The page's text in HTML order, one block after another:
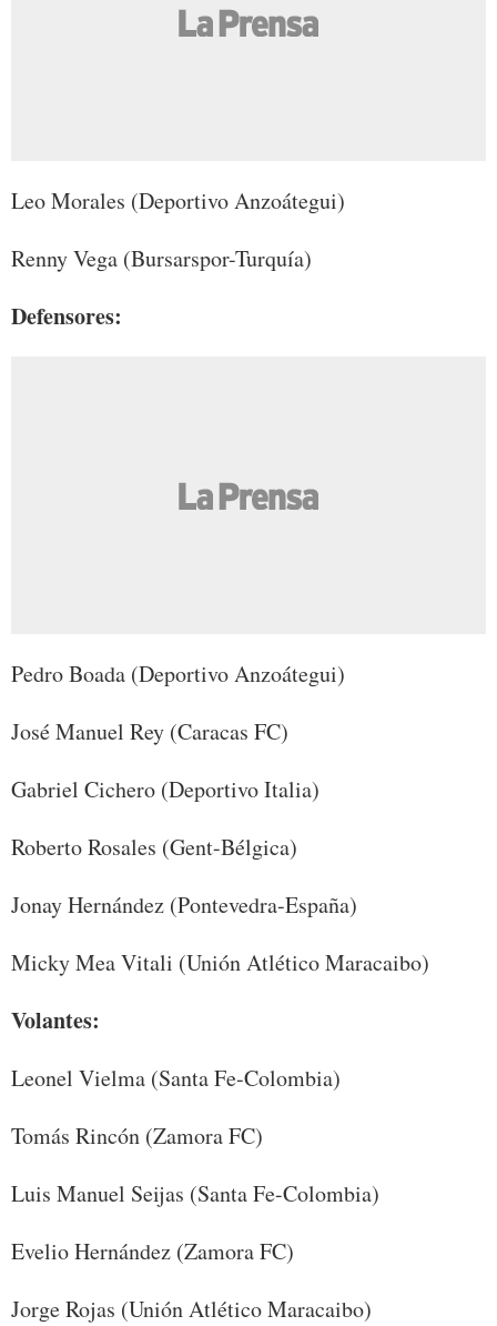
Leo Morales (Deportivo Anzoátegui)
Renny Vega (Bursarspor-Turquía)
Defensores:
Pedro Boada (Deportivo Anzoátegui)
José Manuel Rey (Caracas FC)
Gabriel Cichero (Deportivo Italia)
Roberto Rosales (Gent-Bélgica)
Jonay Hernández (Pontevedra-España)
Micky Mea Vitali (Unión Atlético Maracaibo)
Volantes:
Leonel Vielma (Santa Fe-Colombia)
Tomás Rincón (Zamora FC)
Luis Manuel Seijas (Santa Fe-Colombia)
Evelio Hernández (Zamora FC)
Jorge Rojas (Unión Atlético Maracaibo)